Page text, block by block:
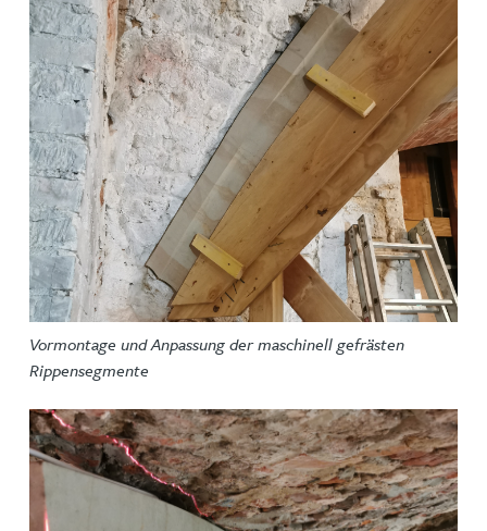
Vormontage und Anpassung der maschinell gefrästen
Rippensegmente